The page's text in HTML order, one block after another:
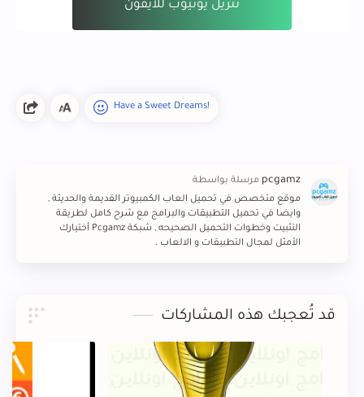
تنزيل يوتيوب للايفون
موقع متخصص في تحميل العاب الكمبيوتر القديمة والحديثة ,
وايضا في تحميل التطبيقات والبرامج مع شرح كامل لطريقة
التثبيت وخطوات التحميل الصحيحه , شبكة Pcgamz أختيارك
الأمثل لمجال التطبيقات و الالعاب .
قد تُعجبك هذه المشاركات